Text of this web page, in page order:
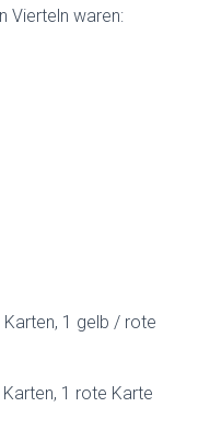
Vierteln waren:
Karten, 1 gelb / rote
1 rote Karte